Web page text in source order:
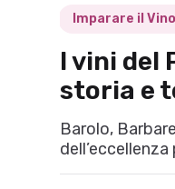
Imparare il Vino
I vini del
storia e
Barolo,